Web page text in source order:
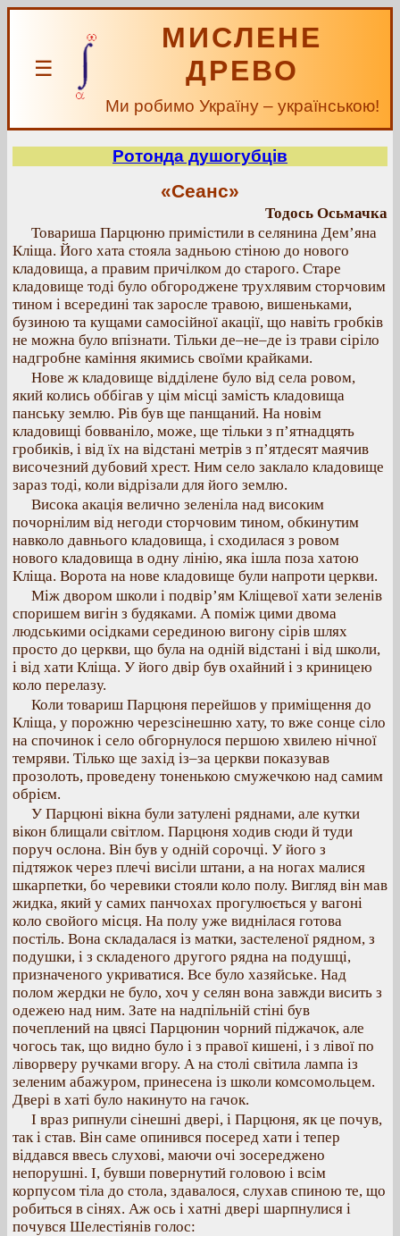
☰
МИСЛЕНЕ
ДРЕВО
Ми робимо Україну – українською!
Ротонда душогубців
«Сеанс»
Тодось Осьмачка
Товариша Парцюню примістили в селянина Дем’яна
Кліща. Його хата стояла задньою стіною до нового
кладовища, а правим причілком до старого. Старе
кладовище тоді було обгороджене трухлявим сторчовим
тином і всередині так заросле травою, вишеньками,
бузиною та кущами самосійної акації, що навіть гробків
не можна було впізнати. Тільки де–не–де із трави сіріло
надгробне каміння якимись своїми крайками.
Нове ж кладовище відділене було від села ровом,
який колись оббігав у цім місці замість кладовища
панську землю. Рів був ще панщаний. На новім
кладовищі бовваніло, може, ще тільки з п’ятнадцять
гробиків, і від їх на відстані метрів з п’ятдесят маячив
височезний дубовий хрест. Ним село заклало кладовище
зараз тоді, коли відрізали для його землю.
Висока акація велично зеленіла над високим
почорнілим від негоди сторчовим тином, обкинутим
навколо давнього кладовища, і сходилася з ровом
нового кладовища в одну лінію, яка ішла поза хатою
Кліща. Ворота на нове кладовище були напроти церкви.
Між двором школи і подвір’ям Кліщевої хати зеленів
споришем вигін з будяками. А поміж цими двома
людськими осідками серединою вигону сірів шлях
просто до церкви, що була на одній відстані і від школи,
і від хати Кліща. У його двір був охайний і з криницею
коло перелазу.
Коли товариш Парцюня перейшов у приміщення до
Кліща, у порожню черезсінешню хату, то вже сонце сіло
на спочинок і село обгорнулося першою хвилею нічної
темряви. Тілько ще захід із–за церкви показував
прозолоть, проведену тоненькою смужечкою над самим
обрієм.
У Парцюні вікна були затулені ряднами, але кутки
вікон блищали світлом. Парцюня ходив сюди й туди
поруч ослона. Він був у одній сорочці. У його з
підтяжок через плечі висіли штани, а на ногах малися
шкарпетки, бо черевики стояли коло полу. Вигляд він мав
жидка, який у самих панчохах прогулюється у вагоні
коло свойого місця. На полу уже виднілася готова
постіль. Вона складалася із матки, застеленої рядном, з
подушки, і з складеного другого рядна на подушці,
призначеного укриватися. Все було хазяйське. Над
полом жердки не було, хоч у селян вона завжди висить з
одежею над ним. Зате на надпільній стіні був
почеплений на цвясі Парцюнин чорний піджачок, але
чогось так, що видно було і з правої кишені, і з лівої по
ліворверу ручками вгору. А на столі світила лампа із
зеленим абажуром, принесена із школи комсомольцем.
Двері в хаті було накинуто на гачок.
І враз рипнули сінешні двері, і Парцюня, як це почув,
так і став. Він саме опинився посеред хати і тепер
віддався ввесь слухові, маючи очі зосереджено
непорушні. І, бувши повернутий головою і всім
корпусом тіла до стола, здавалося, слухав спиною те, що
робиться в сінях. Аж ось і хатні двері шарпнулися і
почувся Шелестіянів голос: